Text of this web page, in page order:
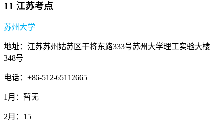
11 江苏考点
苏州大学
地址：江苏苏州姑苏区干将东路333号苏州大学理工实验大楼
348号
电话：+86-512-65112665
1月：暂无
2月：15